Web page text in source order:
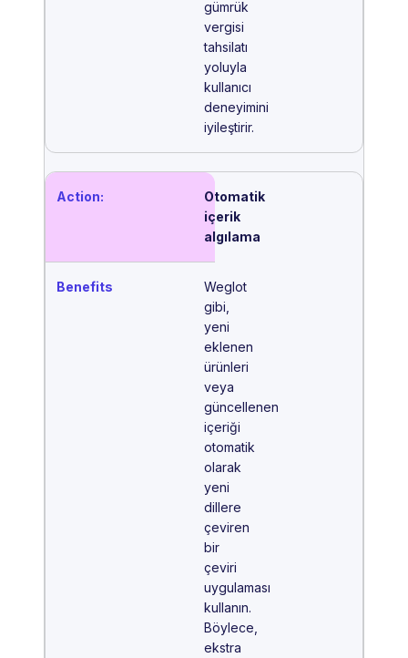
gümrük
vergisi
tahsilatı
yoluyla
kullanıcı
deneyimini
iyileştirir.
Otomatik
içerik
algılama
Weglot
gibi,
yeni
eklenen
ürünleri
veya
güncellenen
içeriği
otomatik
olarak
yeni
dillere
çeviren
bir
çeviri
uygulaması
kullanın.
Böylece,
ekstra